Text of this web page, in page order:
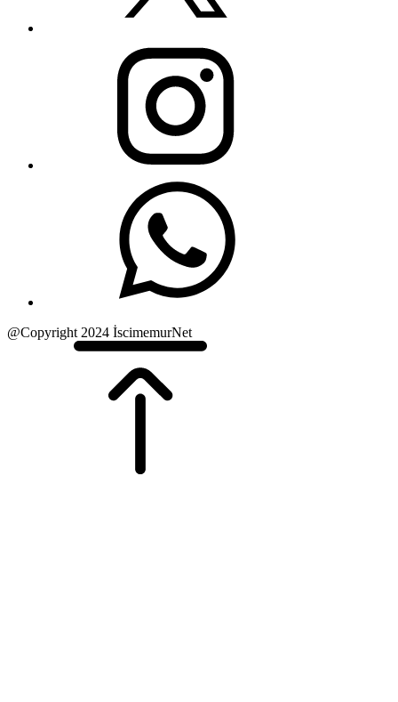
@Copyright 2024 İscimemurNet